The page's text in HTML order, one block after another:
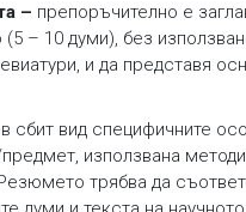
– препоръчително е
(5 – 10 думи), без
и да представя
сбит вид специфичните
използвана
трябва да